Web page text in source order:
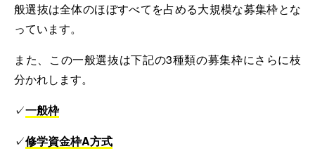
般選抜は全体のほぼすべてを占める大規模な募集枠とな
っています。
また、この一般選抜は下記の3種類の募集枠にさらに枝
分かれします。
✓一般枠
✓修学資金枠A方式